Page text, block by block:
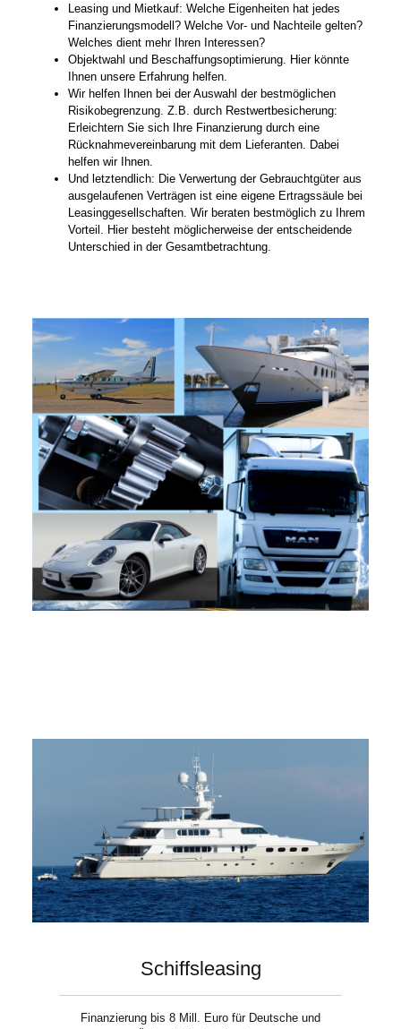
Leasing und Mietkauf: Welche Eigenheiten hat jedes
Finanzierungsmodell? Welche Vor- und Nachteile gelten?
Welches dient mehr Ihren Interessen?
Objektwahl und Beschaffungsoptimierung. Hier könnte
Ihnen unsere Erfahrung helfen.
Wir helfen Ihnen bei der Auswahl der bestmöglichen
Risikobegrenzung. Z.B. durch Restwertbesicherung:
Erleichtern Sie sich Ihre Finanzierung durch eine
Rücknahmevereinbarung mit dem Lieferanten. Dabei
helfen wir Ihnen.
Und letztendlich: Die Verwertung der Gebrauchtgüter aus
ausgelaufenen Verträgen ist eine eigene Ertragssäule bei
Leasinggesellschaften. Wir beraten bestmöglich zu Ihrem
Vorteil. Hier besteht möglicherweise der entscheidende
Unterschied in der Gesamtbetrachtung.
Schiffsleasing
Finanzierung bis 8 Mill. Euro für Deutsche und